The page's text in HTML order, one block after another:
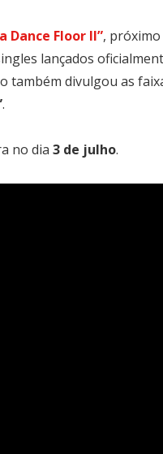
Dance Floor II”,
lançados
também divulgou as
.
no dia 3 de julho.